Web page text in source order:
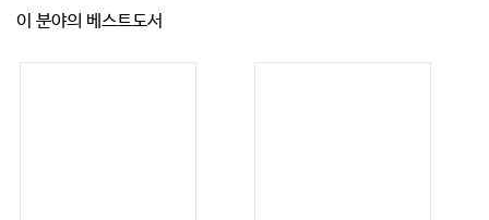
이 분야의 베스트도서